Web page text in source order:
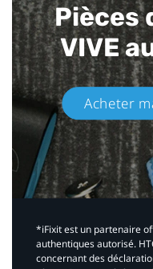
Pièces
VIVE
Acheter
*iFixit est un partenaire
authentiques autorisé.
concernant des